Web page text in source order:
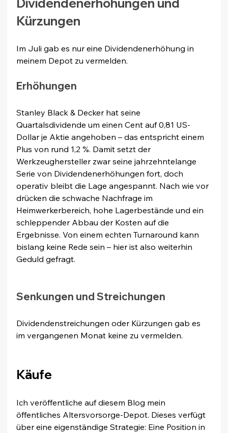
Dividendenerhöhungen und
Kürzungen
Im Juli gab es nur eine Dividendenerhöhung in
meinem Depot zu vermelden.
Erhöhungen
Stanley Black & Decker hat seine
Quartalsdividende um einen Cent auf 0,81 US-
Dollar je Aktie angehoben – das entspricht einem
Plus von rund 1,2 %. Damit setzt der
Werkzeughersteller zwar seine jahrzehntelange
Serie von Dividendenerhöhungen fort, doch
operativ bleibt die Lage angespannt. Nach wie vor
drücken die schwache Nachfrage im
Heimwerkerbereich, hohe Lagerbestände und ein
schleppender Abbau der Kosten auf die
Ergebnisse. Von einem echten Turnaround kann
bislang keine Rede sein – hier ist also weiterhin
Geduld gefragt.
Senkungen und Streichungen
Dividendenstreichungen oder Kürzungen gab es
im vergangenen Monat keine zu vermelden.
Käufe
Ich veröffentliche auf diesem Blog mein
öffentliches Altersvorsorge-Depot. Dieses verfügt
über eine eigenständige Strategie: Eine Position in